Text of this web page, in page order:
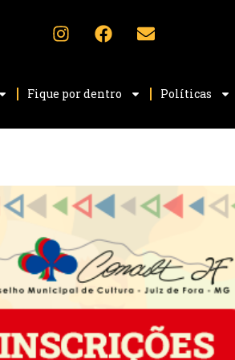
Fique por dentro Políticas